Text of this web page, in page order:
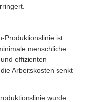
Produktionslinie ist
menschliche
effizienten
Arbeitskosten senkt
wurde